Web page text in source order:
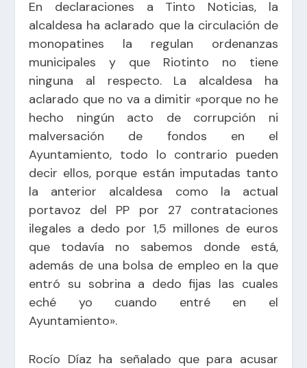
En declaraciones a Tinto Noticias, la
alcaldesa ha aclarado que la circulación de
monopatines la regulan ordenanzas
municipales y que Riotinto no tiene
ninguna al respecto. La alcaldesa ha
aclarado que no va a dimitir «porque no he
hecho ningún acto de corrupción ni
malversación de fondos en el
Ayuntamiento, todo lo contrario pueden
decir ellos, porque están imputadas tanto
la anterior alcaldesa como la actual
portavoz del PP por 27 contrataciones
ilegales a dedo por 1,5 millones de euros
que todavía no sabemos donde está,
además de una bolsa de empleo en la que
entró su sobrina a dedo fijas las cuales
eché yo cuando entré en el
Ayuntamiento».
Rocío Díaz ha señalado que para acusar